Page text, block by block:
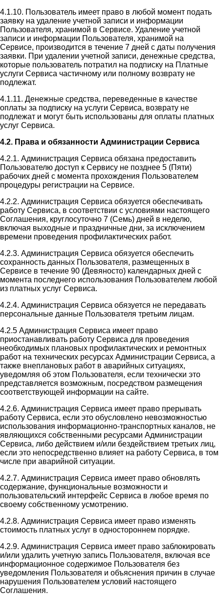
4.1.10. Пользователь имеет право в любой момент подать
заявку на удаление учетной записи и информации
Пользователя, хранимой в Сервисе. Удаление учетной
записи и информации Пользователя, хранимой на
Сервисе, производится в течение 7 дней с даты получения
заявки. При удалении учетной записи, денежные средства,
которые пользователь потратил на подписку на Платные
услуги Сервиса частичному или полному возврату не
подлежат.
4.1.11. Денежные средства, переведенные в качестве
оплаты за подписку на услуги Сервиса, возврату не
подлежат и могут быть использованы для оплаты платных
услуг Сервиса.
4.2. Права и обязанности Администрации Сервиса
4.2.1. Администрация Сервиса обязана предоставить
Пользователю доступ к Сервису не позднее 5 (Пяти)
рабочих дней с момента прохождения Пользователем
процедуры регистрации на Сервисе.
4.2.2. Администрация Сервиса обязуется обеспечивать
работу Сервиса, в соответствии с условиями настоящего
Соглашения, круглосуточно 7 (Семь) дней в неделю,
включая выходные и праздничные дни, за исключением
времени проведения профилактических работ.
4.2.3. Администрация Сервиса обязуется обеспечить
сохранность данных Пользователя, размещенных в
Сервисе в течение 90 (Девяносто) календарных дней с
момента последнего использования Пользователем любой
из платных услуг Сервиса.
4.2.4. Администрация Сервиса обязуется не передавать
персональные данные Пользователя третьим лицам.
4.2.5 Администрация Сервиса имеет право
приостанавливать работу Сервиса для проведения
необходимых плановых профилактических и ремонтных
работ на технических ресурсах Администрации Сервиса, а
также внеплановых работ в аварийных ситуациях,
уведомляя об этом Пользователя, если технически это
представляется возможным, посредством размещения
соответствующей информации на сайте.
4.2.6. Администрация Сервиса имеет право прерывать
работу Сервиса, если это обусловлено невозможностью
использования информационно-транспортных каналов, не
являющихся собственными ресурсами Администрации
Сервиса, либо действием и/или бездействием третьих лиц,
если это непосредственно влияет на работу Сервиса, в том
числе при аварийной ситуации.
4.2.7. Администрация Сервиса имеет право обновлять
содержание, функциональные возможности и
пользовательский интерфейс Сервиса в любое время по
своему собственному усмотрению.
4.2.8. Администрация Сервиса имеет право изменять
стоимость платных услуг в одностороннем порядке.
4.2.9. Администрация Сервиса имеет право заблокировать
и/или удалить учетную запись Пользователя, включая все
информационное содержимое Пользователя без
уведомления Пользователя и объяснения причин в случае
нарушения Пользователем условий настоящего
Соглашения.